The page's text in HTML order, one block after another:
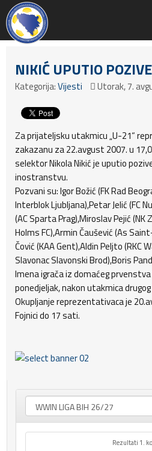
NIKIĆ UPUTIO
Kategorija:Vijesti Utorak, 7.
Za prijateljsku utakmicu „U-21“
zakazanu za 22.avgust 2007. u
selektor Nikola Nikić je uputio
inostranstvu.
Pozvani su: Igor Božić (FK Rad
Interblok Ljubljana),Petar Jelić (FC
(AC Sparta Prag),Miroslav Pejić (NK
Holms FC),Armin Čaušević (As
Čović (KAA Gent),Aldin Peljto (RKC
Slavonac Slavonski Brod),Boris
Imena igrača iz domaćeg
ponedjeljak, nakon utakmica
Okupljanje reprezentativaca je
Fojnici do 17 sati.
Rezultati 1.